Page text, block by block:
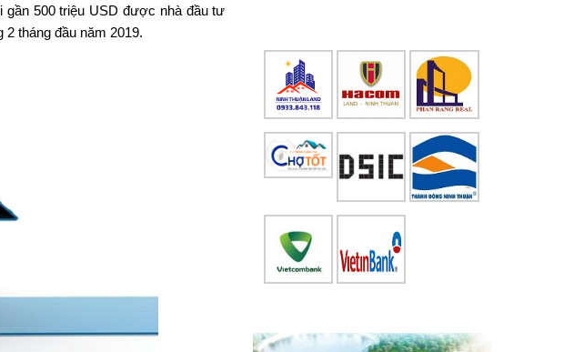
gần 500 triệu USD được nhà đầu tư
tháng đầu năm 2019.